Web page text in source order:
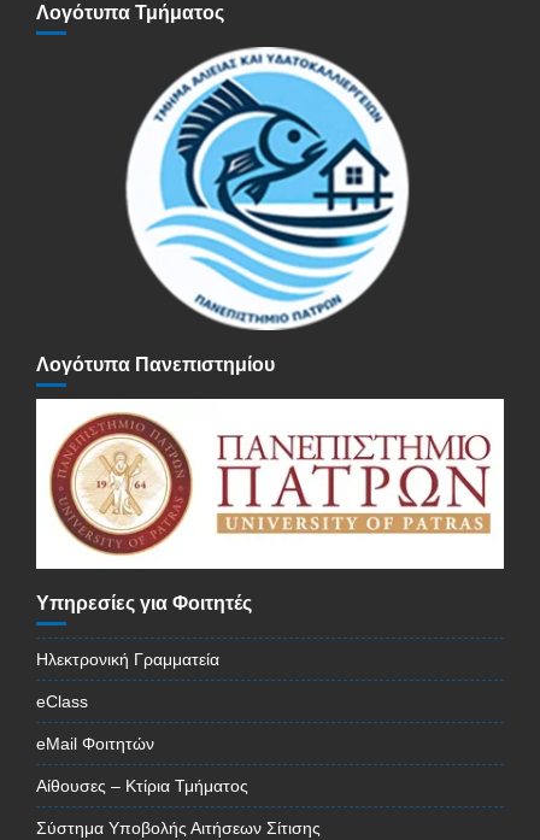
Λογότυπα Τμήματος
Λογότυπα Πανεπιστημίου
Υπηρεσίες για Φοιτητές
Ηλεκτρονική Γραμματεία
eClass
eMail Φοιτητών
Αίθουσες – Κτίρια Τμήματος
Σύστημα Υποβολής Αιτήσεων Σίτισης